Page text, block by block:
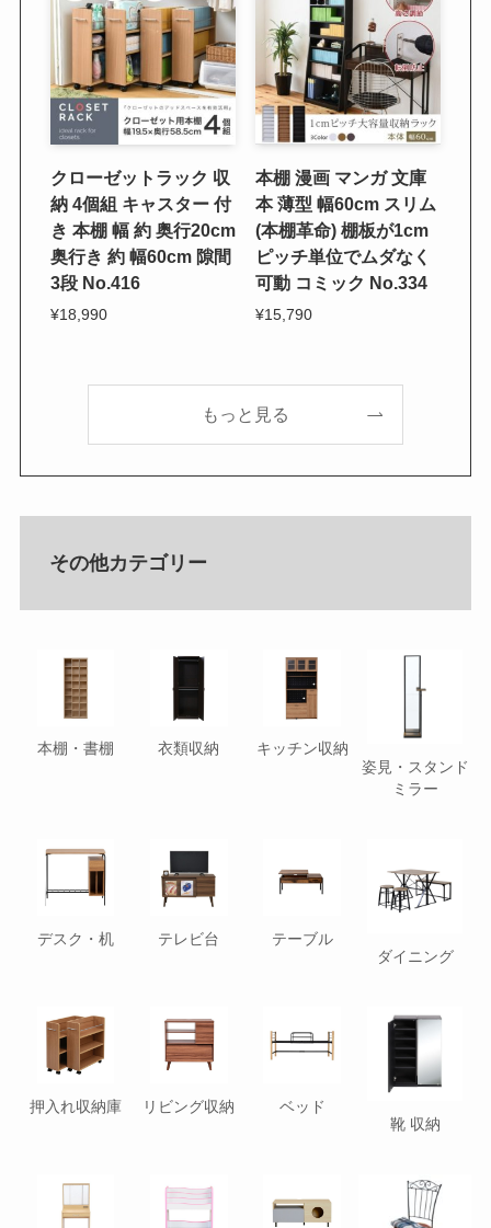
クローゼットラック 収
納 4個組 キャスター 付
き 本棚 幅 約 奥行20cm
奥行き 約 幅60cm 隙間
3段 No.416
¥18,990
本棚 漫画 マンガ 文庫
本 薄型 幅60cm スリム
(本棚革命) 棚板が1cm
ピッチ単位でムダなく
可動 コミック No.334
¥15,790
もっと見る
その他カテゴリー
本棚・書棚 衣類収納
キッチン収納
姿見・スタンド
ミラー
デスク・机 テレビ台
テーブル
ダイニング
押入れ収納庫 リビング収納
ベッド
靴 収納